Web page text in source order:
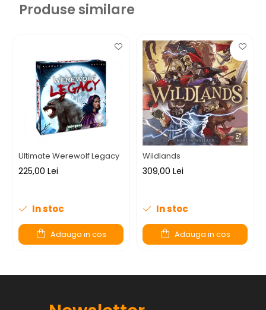
Produse similare
Ultimate Werewolf Legacy
225,00 Lei
In stoc
Adauga in cos
Wildlands
309,00 Lei
In stoc
Adauga in cos